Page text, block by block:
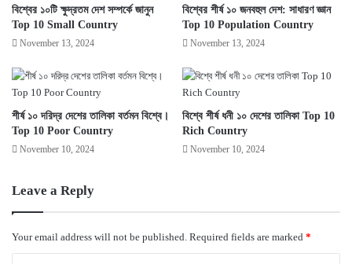
বিশ্বের ১০টি ক্ষুদ্রতম দেশ সম্পর্কে জানুন
Top 10 Small Country
November 13, 2024
বিশ্বের শীর্ষ ১০ জনবহুল দেশ: সাধারণ জ্ঞান
Top 10 Population Country
November 13, 2024
শীর্ষ ১০ দরিদ্র দেশের তালিকা বর্তমন বিশ্বে।
Top 10 Poor Country
November 10, 2024
বিশ্বে শীর্ষ ধনী ১০ দেশের তালিকা Top 10
Rich Country
November 10, 2024
Leave a Reply
Your email address will not be published. Required fields are marked *